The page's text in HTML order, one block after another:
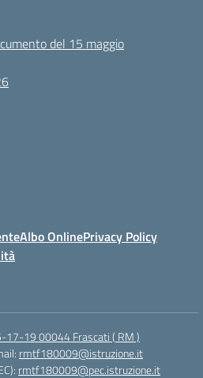
del 15 maggio
Albo OnlinePrivacy Policy
17-19 00044 Frascati ( RM )
rmtf180009@istruzione.it
rmtf180009@pec.istruzione.it